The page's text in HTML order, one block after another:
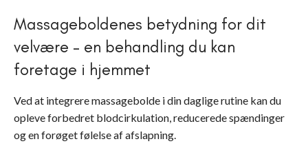
Massageboldenes betydning for dit
velvære – en behandling du kan
foretage i hjemmet
Ved at integrere massagebolde i din daglige rutine kan du
opleve forbedret blodcirkulation, reducerede spændinger
og en forøget følelse af afslapning.